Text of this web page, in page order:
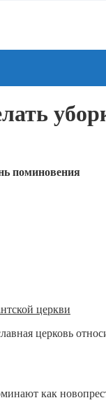
поминовения
церкви
церковь
как